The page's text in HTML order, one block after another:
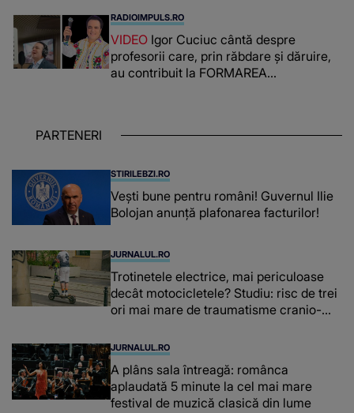
românca ucisă în Italia și ascunsă în
lada unui pat: " Îmi pare rău că nu am
reușit să fac mai mult pentru ea și..."
RADIOIMPULS.RO
VIDEO Igor Cuciuc cântă despre
profesorii care, prin răbdare și dăruire,
au contribuit la FORMAREA
chiar și după trecerea anilor: "De
PARTENERI
STIRILEBZI.RO
Vești bune pentru români! Guvernul Ilie
Bolojan anunță plafonarea facturilor!
JURNALUL.RO
Trotinetele electrice, mai periculoase
decât motocicletele? Studiu: risc de trei
ori mai mare de traumatisme cranio-
JURNALUL.RO
A plâns sala întreagă: românca
aplaudată 5 minute la cel mai mare
festival de muzică clasică din lume